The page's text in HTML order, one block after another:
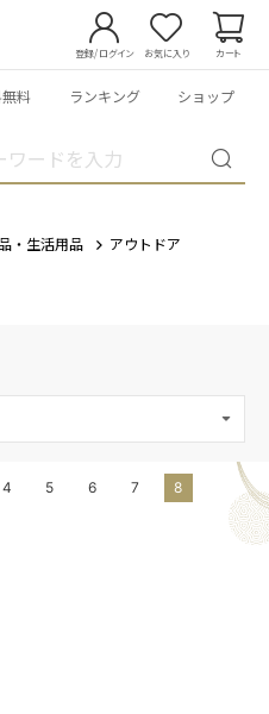
登録/ログイン お気に入り カート
料 ランキング ショップ
・生活用品 アウトドア
4 5 6 7 8